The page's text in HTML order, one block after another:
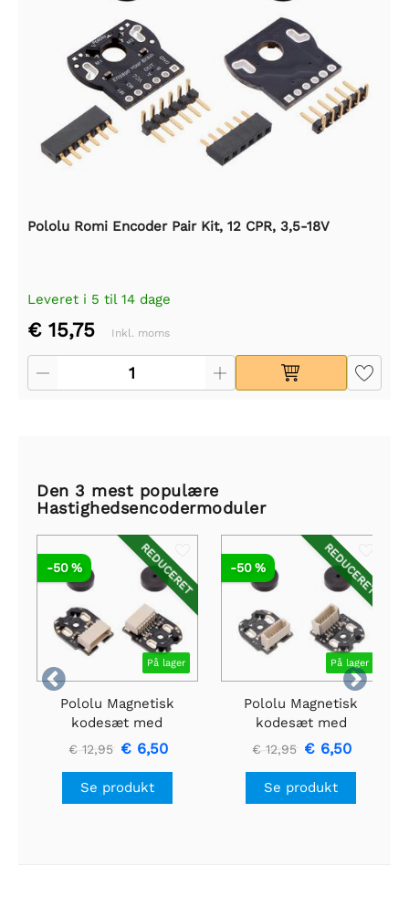
Pololu Romi Encoder Pair Kit, 12 CPR, 3,5-18V
Leveret i 5 til 14 dage
€ 15,75 Inkl. moms
Den 3 mest populære
Hastighedsencodermoduler


REDUCERET
På lager
-50 %
Pololu Magnetisk
kodesæt med
sideindgangsstik til
mikrometalgearmotorer,
12 CPR, 2,7-18V
€ 12,95 € 6,50
Se produkt
REDUCERET
På lager
-50 %
Pololu Magnetisk
kodesæt med
topindgangsstik til
mikrometalgearmotorer,
12 CPR, 2,7-18V
€ 12,95 € 6,50
Se produkt